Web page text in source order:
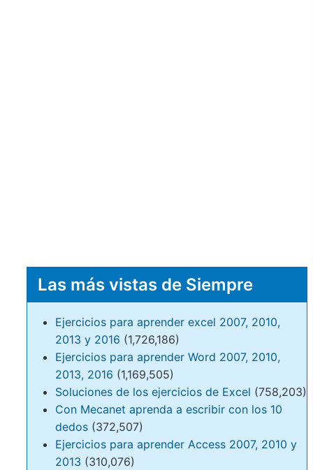
Las más vistas de Siempre
Ejercicios para aprender excel 2007, 2010,
2013 y 2016 (1,726,186)
Ejercicios para aprender Word 2007, 2010,
2013, 2016 (1,169,505)
Soluciones de los ejercicios de Excel (758,203)
Con Mecanet aprenda a escribir con los 10
dedos (372,507)
Ejercicios para aprender Access 2007, 2010 y
2013 (310,076)